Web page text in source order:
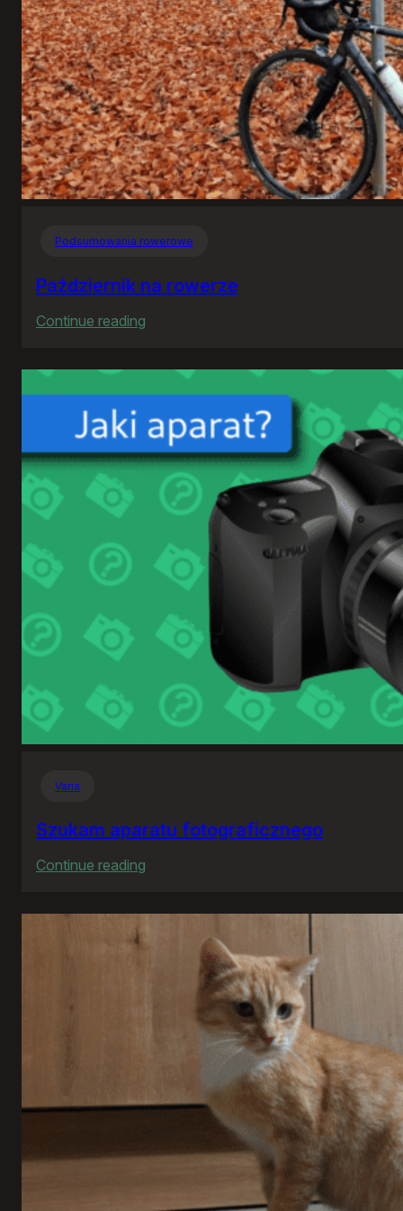
Podsumowania rowerowe
Październik na rowerze
Continue reading
na
rowerze
Varia
Szukam aparatu fotograficznego
Continue reading
aparatu
fotograficznego